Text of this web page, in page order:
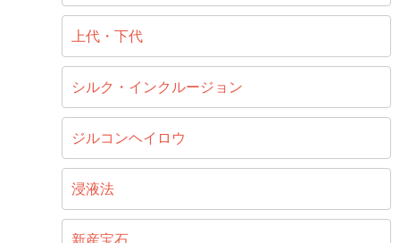
上代・下代
シルク・インクルージョン
ジルコンヘイロウ
浸液法